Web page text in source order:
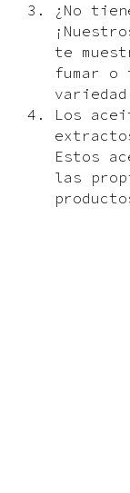
¿No
te
fumar o
Los
Estos
las